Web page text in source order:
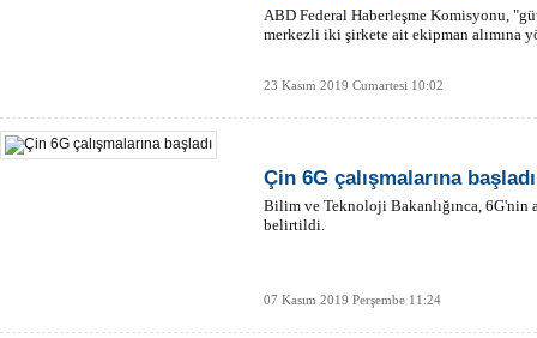
ABD Federal Haberleşme Komisyonu,
merkezli iki şirkete ait ekipman alımına
23 Kasım 2019 Cumartesi 10:02
Çin 6G çalışmalarına başladı
Bilim ve Teknoloji Bakanlığınca, 6G'nin
belirtildi.
07 Kasım 2019 Perşembe 11:24